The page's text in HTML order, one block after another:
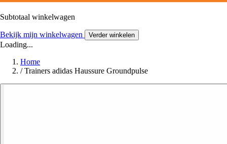
Subtotaal winkelwagen
Bekijk mijn winkelwagen Verder winkelen
Loading...
Home
/ Trainers adidas Haussure Groundpulse